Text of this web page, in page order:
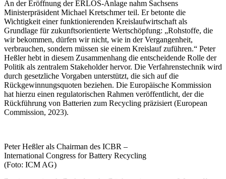
An der Eröffnung der ERLOS-Anlage nahm Sachsens
Ministerpräsident Michael Kretschmer teil. Er betonte die
Wichtigkeit einer funktionierenden Kreislaufwirtschaft als
Grundlage für zukunftsorientierte Wertschöpfung: „Rohstoffe, die
wir bekommen, dürfen wir nicht, wie in der Vergangenheit,
verbrauchen, sondern müssen sie einem Kreislauf zuführen.“ Peter
Heßler hebt in diesem Zusammenhang die entscheidende Rolle der
Politik als zentralem Stakeholder hervor. Die Verfahrenstechnik wird
durch gesetzliche Vorgaben unterstützt, die sich auf die
Rückgewinnungsquoten beziehen. Die Europäische Kommission
hat hierzu einen regulatorischen Rahmen veröffentlicht, der die
Rückführung von Batterien zum Recycling präzisiert (European
Commission, 2023).
Peter Heßler als Chairman des ICBR –
International Congress for Battery Recycling
(Foto: ICM AG)